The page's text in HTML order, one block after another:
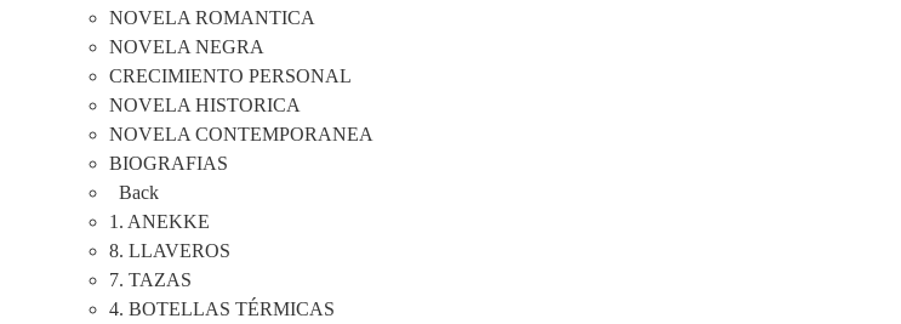
NOVELA ROMANTICA
NOVELA NEGRA
CRECIMIENTO PERSONAL
NOVELA HISTORICA
NOVELA CONTEMPORANEA
BIOGRAFIAS
Back
1. ANEKKE
8. LLAVEROS
7. TAZAS
4. BOTELLAS TÉRMICAS